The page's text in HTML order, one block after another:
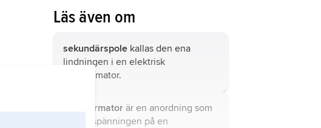
Läs även om
sekundärspolekallas den ena
lindningen i en elektrisk
transformator.
transformatorär en anordning som
ändrar spänningen på en